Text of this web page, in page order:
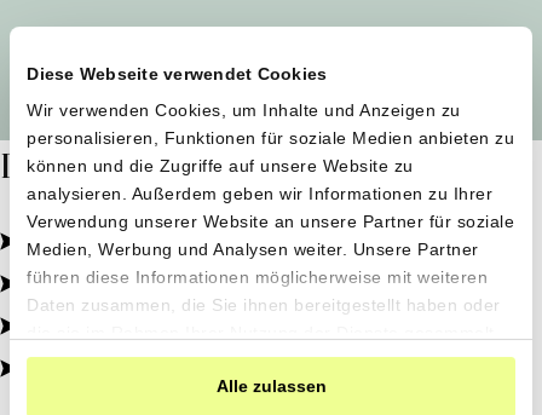
Diese Webseite verwendet Cookies
Wir verwenden Cookies, um Inhalte und Anzeigen zu
personalisieren, Funktionen für soziale Medien anbieten zu
können und die Zugriffe auf unsere Website zu
analysieren. Außerdem geben wir Informationen zu Ihrer
Verwendung unserer Website an unsere Partner für soziale
Medien, Werbung und Analysen weiter. Unsere Partner
führen diese Informationen möglicherweise mit weiteren
Daten zusammen, die Sie ihnen bereitgestellt haben oder
haben.
Alle zulassen
Dafür stehen wir
Pestizidfrei angebaut, schonend verarbeitet.
Natürliche Zutaten, echter Geschmack.
Von kleinen Höfen, direkt zu dir.
100% transparent, 0% Zusatzstoffe.